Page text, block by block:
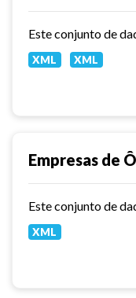
XML XML
Empresas de
XML